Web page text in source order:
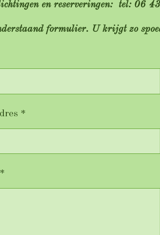
en reserveringen: tel: 06
formulier. U krijgt zo
*